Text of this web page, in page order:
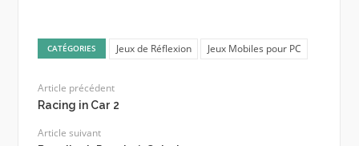
CATÉGORIES Jeux de Réflexion Jeux Mobiles pour PC
Article précédent
Racing in Car 2
Article suivant